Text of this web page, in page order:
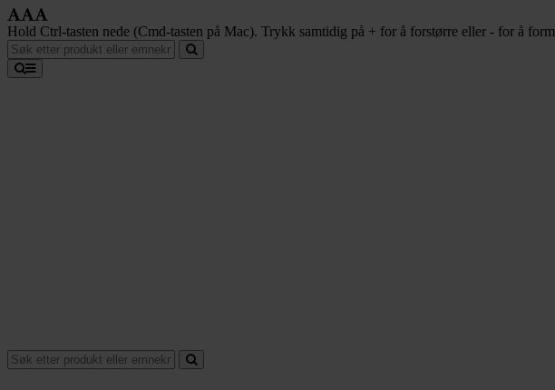
Hold Ctrl-tasten nede (Cmd-tasten på Mac). Trykk samtidig på + for å forstørre eller - for å